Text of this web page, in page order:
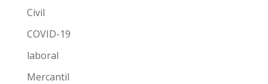
Civil
COVID-19
laboral
Mercantil